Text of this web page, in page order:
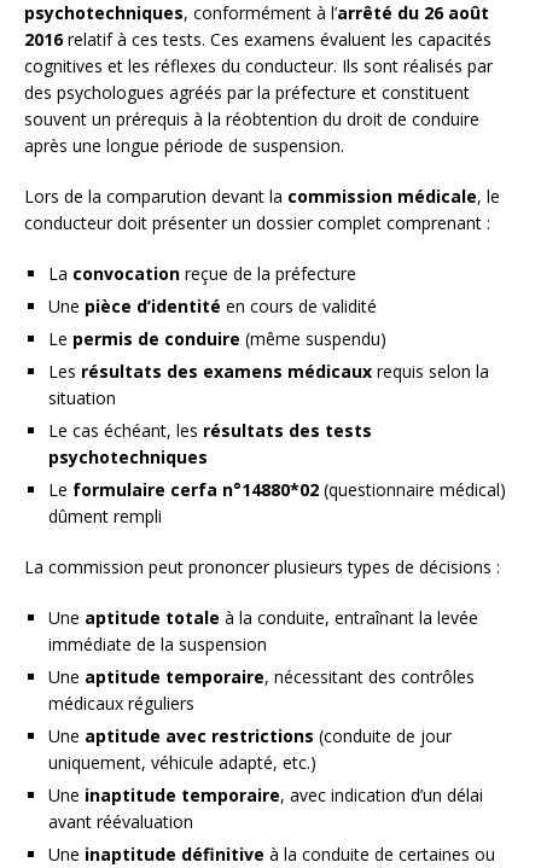
psychotechniques, conformément à l’arrêté du 26 août
2016relatif à ces tests. Ces examens évaluent les capacités
cognitives et les réflexes du conducteur. Ils sont réalisés par
des psychologues agréés par la préfecture et constituent
souvent un prérequis à la réobtention du droit de conduire
après une longue période de suspension.
Lors de la comparution devant la commission médicale, le
conducteur doit présenter un dossier complet comprenant :
La convocation reçue de la préfecture
Une pièce d’identité en cours de validité
Le permis de conduire (même suspendu)
Les résultats des examens médicaux requis selon la
situation
Le cas échéant, les résultats des tests
psychotechniques
Le formulaire cerfa n°14880*02 (questionnaire médical)
dûment rempli
La commission peut prononcer plusieurs types de décisions :
Une aptitude totale à la conduite, entraînant la levée
immédiate de la suspension
Une aptitude temporaire, nécessitant des contrôles
médicaux réguliers
Une aptitude avec restrictions (conduite de jour
uniquement, véhicule adapté, etc.)
Une inaptitude temporaire, avec indication d’un délai
avant réévaluation
Une inaptitude définitive à la conduite de certaines ou